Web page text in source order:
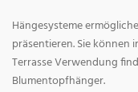
Hängesysteme
präsentieren. Sie können
Terrasse Verwendung
Blumentopfhänger.